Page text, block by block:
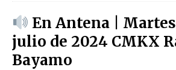
En Antena |
julio de 2024 CMKX
Bayamo